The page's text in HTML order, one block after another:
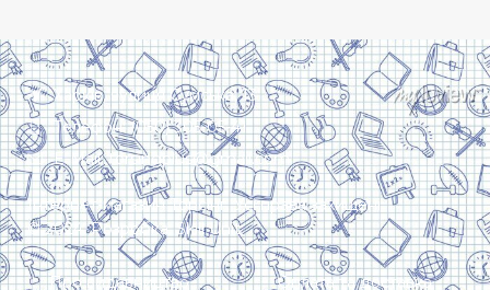
Харків, вулиця Сумська, 13
Телефон: (050) 305-05-41
E-Mail: torsingplus@gmail.com
Інтернет-магазин Торсінг. Усі права захищені
© 2024. Розробка:Skill Unit
Про видавництво Оплата та доставка